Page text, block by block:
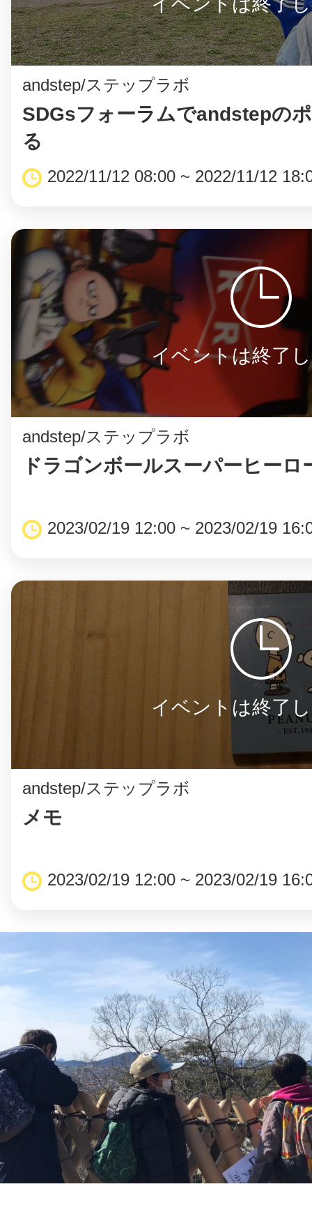
andstep/ステップラボ
SDGsフォーラムでandstepの
る
2022/11/12 08:00 ~ 2022/11/12
イベントは終了
andstep/ステップラボ
ドラゴンボールスーパーヒー
2023/02/19 12:00 ~ 2023/02/19
イベントは終了
andstep/ステップラボ
メモ
2023/02/19 12:00 ~ 2023/02/19
滋賀県
お知らせ
ヘルプ
All